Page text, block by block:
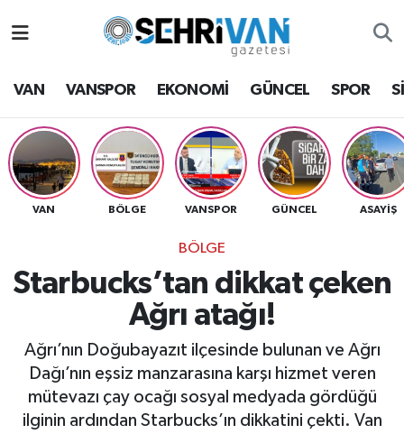
VAN VANSPOR EKONOMİ GÜNCEL SPOR
VAN BÖLGE VANSPOR GÜNCEL ASAYİŞ
BÖLGE
Starbucks’tan dikkat çeken
Ağrı atağı!
Ağrı’nın Doğubayazıt ilçesinde bulunan ve Ağrı
Dağı’nın eşsiz manzarasına karşı hizmet veren
mütevazı çay ocağı sosyal medyada gördüğü
ilginin ardından Starbucks’ın dikkatini çekti. Van
Van Hava Durumu
VAN Namaz Vakitleri
Van Trafik Yoğunluk Haritası
Süper Lig Puan Durumu ve Fikstür
Tüm Manşetler
Son Dakika Haberleri
Haber Arşivi